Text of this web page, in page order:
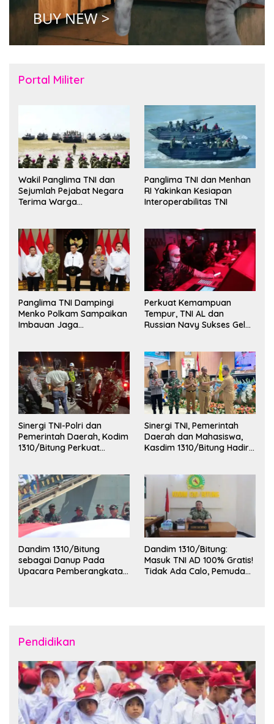
Portal Militer
Wakil Panglima TNI dan
Sejumlah Pejabat Negara
Terima Warga
Panglima TNI dan Menhan
RI Yakinkan Kesiapan
Interoperabilitas TNI
Panglima TNI Dampingi
Menko Polkam Sampaikan
Imbauan Jaga
Perkuat Kemampuan
Tempur, TNI AL dan
Russian Navy Sukses Gelar
Sinergi TNI-Polri dan
Pemerintah Daerah, Kodim
1310/Bitung Perkuat
Sinergi TNI, Pemerintah
Daerah dan Mahasiswa,
Kasdim 1310/Bitung Hadiri
Kota Bitung
Dandim 1310/Bitung
sebagai Danup Pada
Upacara Pemberangkatan
Dandim 1310/Bitung:
Masuk TNI AD 100% Gratis!
Tidak Ada Calo, Pemuda
Pendidikan